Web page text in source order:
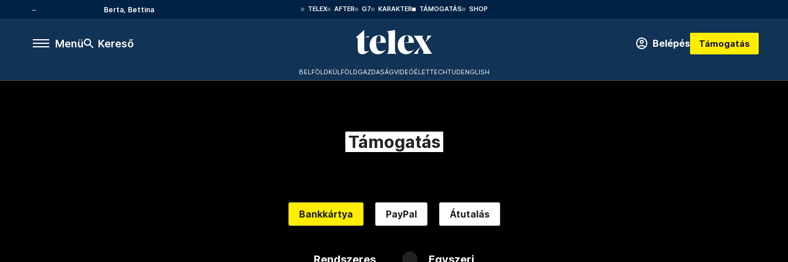
Berta, Bettina TELEX AFTER G7 KARAKTER TÁMOGATÁS SHOP
Menü Kereső Belépés Támogatás
BELFÖLDKÜLFÖLDGAZDASÁGVIDEÓÉLETTECHTUDENGLISH
Támogatás
Bankkártya PayPal Átutalás
Rendszeres Egyszeri